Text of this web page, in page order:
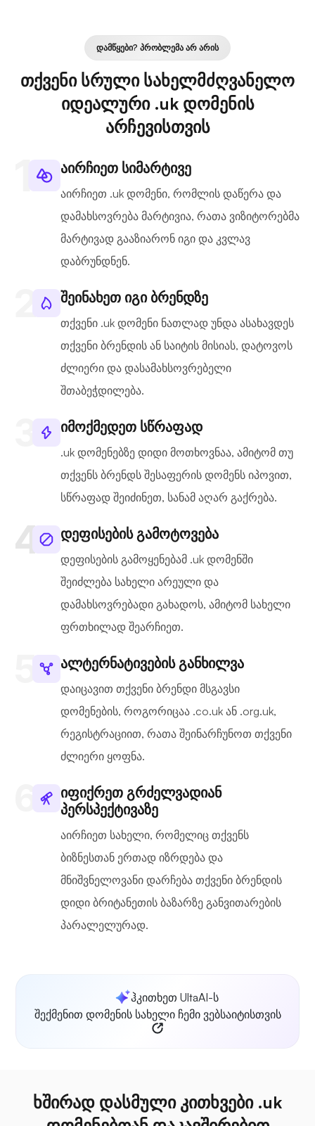
ᲓᲐᲛᲬᲧᲔᲑᲘ? ᲞᲠᲝᲑᲚᲔᲛᲐ ᲐᲠ ᲐᲠᲘᲡ
თქვენი სრული სახელმძღვანელო
იდეალური .uk დომენის
არჩევისთვის
აირჩიეთ სიმარტივე
აირჩიეთ .uk დომენი, რომლის დაწერა და
დამახსოვრება მარტივია, რათა ვიზიტორებმა
მარტივად გააზიარონ იგი და კვლავ
დაბრუნდნენ.
შეინახეთ იგი ბრენდზე
თქვენი .uk დომენი ნათლად უნდა ასახავდეს
თქვენი ბრენდის ან საიტის მისიას, დატოვოს
ძლიერი და დასამახსოვრებელი
შთაბეჭდილება.
იმოქმედეთ სწრაფად
.uk დომენებზე დიდი მოთხოვნაა, ამიტომ თუ
თქვენს ბრენდს შესაფერის დომენს იპოვით,
სწრაფად შეიძინეთ, სანამ აღარ გაქრება.
დეფისების გამოტოვება
დეფისების გამოყენებამ .uk დომენში
შეიძლება სახელი არეული და
დამახსოვრებადი გახადოს, ამიტომ სახელი
ფრთხილად შეარჩიეთ.
ალტერნატივების განხილვა
დაიცავით თქვენი ბრენდი მსგავსი
დომენების, როგორიცაა .co.uk ან .org.uk,
რეგისტრაციით, რათა შეინარჩუნოთ თქვენი
ძლიერი ყოფნა.
იფიქრეთ გრძელვადიან
პერსპექტივაზე
აირჩიეთ სახელი, რომელიც თქვენს
ბიზნესთან ერთად იზრდება და
მნიშვნელოვანი დარჩება თქვენი ბრენდის
დიდი ბრიტანეთის ბაზარზე განვითარების
პარალელურად.
ჰკითხეთ UltaAI-ს
შექმენით დომენის სახელი ჩემი ვებსაიტისთვის
ხშირად დასმული კითხვები .uk